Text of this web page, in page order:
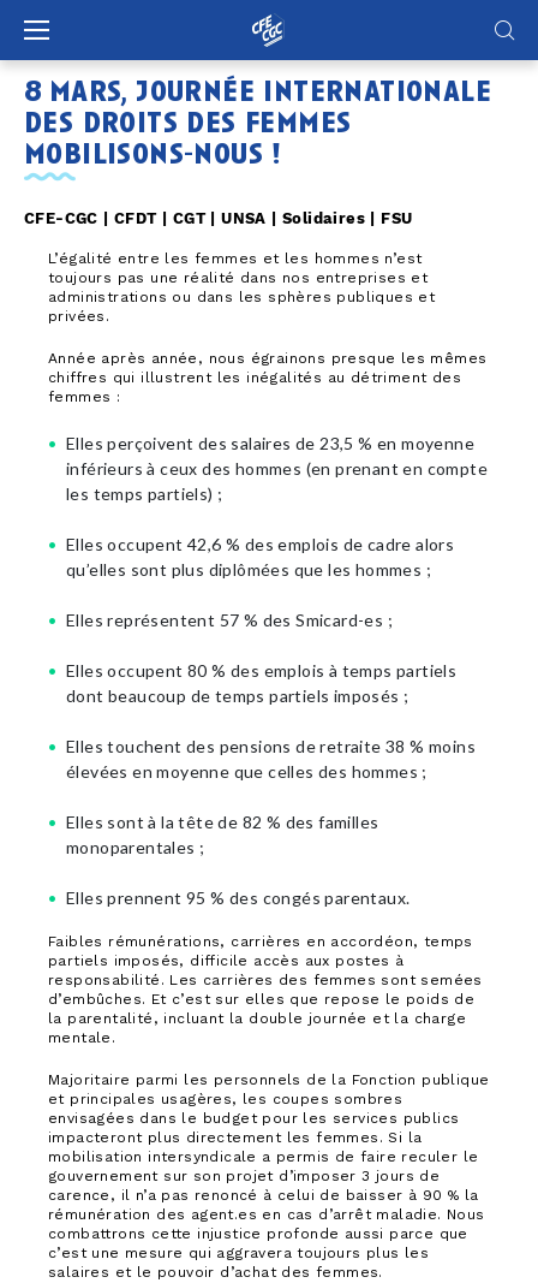
8 mars, journée internationale
des droits des femmes
mobilisons-nous !
CFE-CGC | CFDT | CGT | UNSA | Solidaires | FSU
L’égalité entre les femmes et les hommes n’est
toujours pas une réalité dans nos entreprises et
administrations ou dans les sphères publiques et
privées.
Année après année, nous égrainons presque les mêmes
chiffres qui illustrent les inégalités au détriment des
femmes :
Elles perçoivent des salaires de 23,5 % en moyenne
inférieurs à ceux des hommes (en prenant en compte
les temps partiels) ;
Elles occupent 42,6 % des emplois de cadre alors
qu’elles sont plus diplômées que les hommes ;
Elles représentent 57 % des Smicard-es ;
Elles occupent 80 % des emplois à temps partiels
dont beaucoup de temps partiels imposés ;
Elles touchent des pensions de retraite 38 % moins
élevées en moyenne que celles des hommes ;
Elles sont à la tête de 82 % des familles
monoparentales ;
Elles prennent 95 % des congés parentaux.
Faibles rémunérations, carrières en accordéon, temps
partiels imposés, difficile accès aux postes à
responsabilité. Les carrières des femmes sont semées
d’embûches. Et c’est sur elles que repose le poids de
la parentalité, incluant la double journée et la charge
mentale.
Majoritaire parmi les personnels de la Fonction publique
et principales usagères, les coupes sombres
envisagées dans le budget pour les services publics
impacteront plus directement les femmes. Si la
mobilisation intersyndicale a permis de faire reculer le
gouvernement sur son projet d’imposer 3 jours de
carence, il n’a pas renoncé à celui de baisser à 90 % la
rémunération des agent.es en cas d’arrêt maladie. Nous
combattrons cette injustice profonde aussi parce que
c’est une mesure qui aggravera toujours plus les
salaires et le pouvoir d’achat des femmes.
Panneau de gestion des cookies